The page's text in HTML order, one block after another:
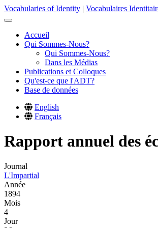
Skip
to
content
Vocabularies of Identity | Vocabulaires
Main
Accueil
Qui Sommes-Nous?
Qui Sommes-Nous?
Dans les Médias
Publications et Colloques
Qu'est-ce que l'ADT?
Base de données
English
Français
Rapport annuel des
Journal
L'Impartial
Année
1894
Mois
4
Jour